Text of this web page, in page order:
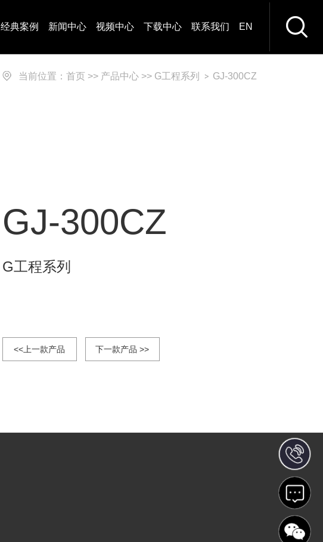
经典案例 新闻中心 视频中心 下载中心 联系我们 EN
当前位置： 首页 >> 产品中心>> G工程系列 GJ-300CZ
GJ-300CZ
G工程系列
<<上一款产品 下一款产品 >>